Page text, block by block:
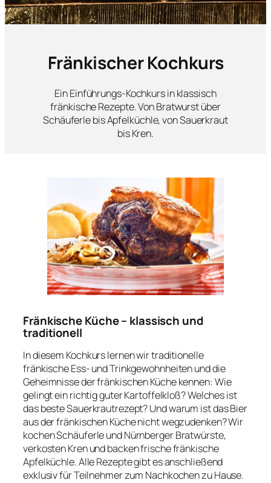
Fränkischer Kochkurs
Ein Einführungs-Kochkurs in klassisch
fränkische Rezepte. Von Bratwurst über
Schäuferle bis Apfelküchle, von Sauerkraut
bis Kren.
Fränkische Küche – klassisch und
traditionell
In diesem Kochkurs lernen wir traditionelle
fränkische Ess- und Trinkgewohnheiten und die
Geheimnisse der fränkischen Küche kennen: Wie
gelingt ein richtig guter Kartoffelkloß? Welches ist
das beste Sauerkrautrezept? Und warum ist das Bier
aus der fränkischen Küche nicht wegzudenken? Wir
kochen Schäuferle und Nürnberger Bratwürste,
verkosten Kren und backen frische fränkische
Apfelküchle. Alle Rezepte gibt es anschließend
exklusiv für Teilnehmer zum Nachkochen zu Hause.